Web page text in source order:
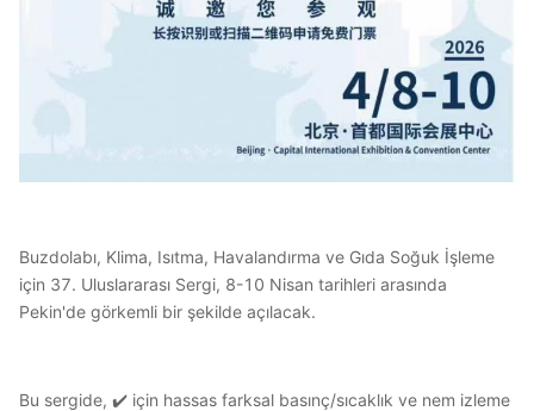
Buzdolabı, Klima, Isıtma, Havalandırma ve Gıda Soğuk İşleme
için 37. Uluslararası Sergi, 8-10 Nisan tarihleri arasında
Pekin'de görkemli bir şekilde açılacak.
Bu sergide, ✔️ için hassas farksal basınç/sıcaklık ve nem izleme